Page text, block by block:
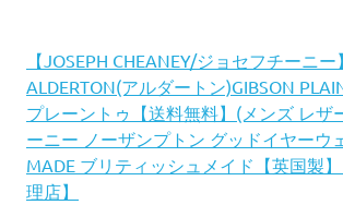
【JOSEPH CHEANEY/ジョセフチーニー】
ALDERTON(アルダートン)GIBSON
プレーントゥ【送料無料】(メンズ レザ
ーニー ノーザンプトン グッドイヤーウ
MADE ブリティッシュメイド【英国製
理店】